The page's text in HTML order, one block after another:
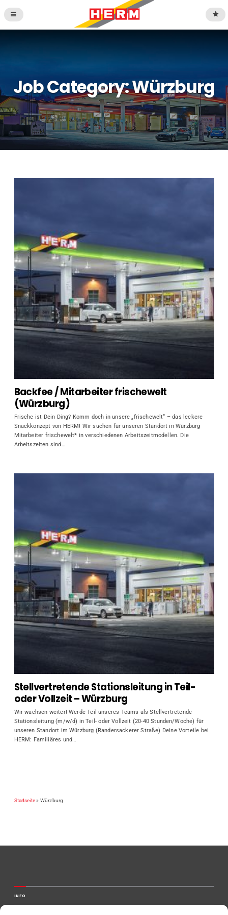
Job Category:Würzburg
Backfee / Mitarbeiter frischewelt
(Würzburg)
Frische ist Dein Ding? Komm doch in unsere „frischewelt“ – das leckere
Snackkonzept von HERM! Wir suchen für unseren Standort in Würzburg
Mitarbeiter frischewelt* in verschiedenen Arbeitszeitmodellen. Die
Arbeitszeiten sind…
Stellvertretende Stationsleitung in Teil-
oder Vollzeit – Würzburg
Wir wachsen weiter! Werde Teil unseres Teams als Stellvertretende
Stationsleitung (m/w/d) in Teil- oder Vollzeit (20-40 Stunden/Woche) für
unseren Standort im Würzburg (Randersackerer Straße) Deine Vorteile bei
HERM: Familiäres und…
Startseite» Würzburg
INFO